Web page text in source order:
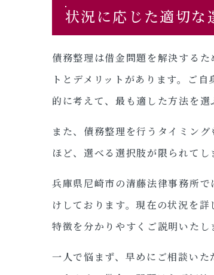
状況に応じた適切な
債務整理は借金問題を解決する
トとデメリットがあります。ご
的に考えて、最も適した方法を選
また、債務整理を行うタイミン
ほど、選べる選択肢が限られてし
兵庫県尼崎市の清藤法律事務所
けしております。現在の状況を
特徴を分かりやすくご説明いたし
一人で悩まず、早めにご相談い